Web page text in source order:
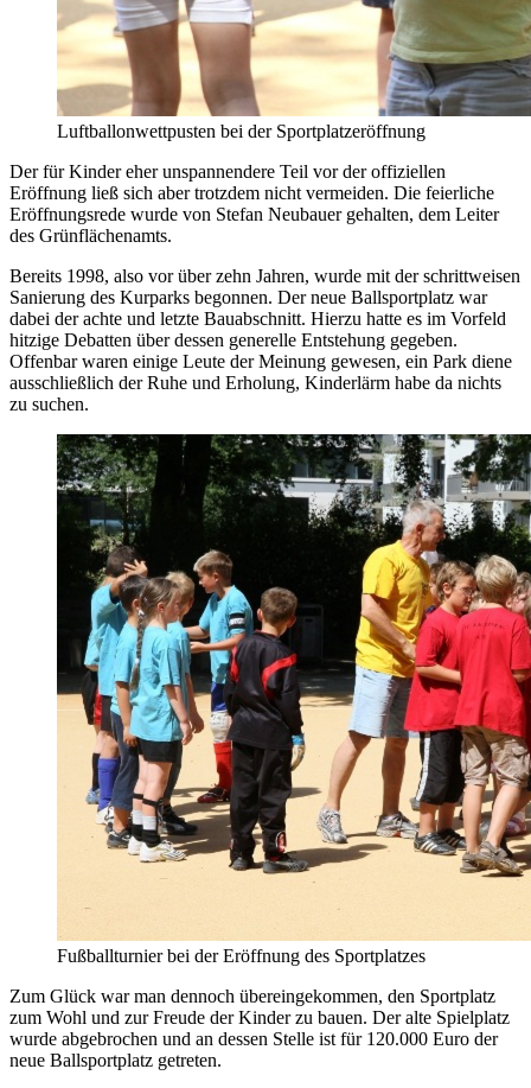
Luftballonwettpusten bei der Sportplatzeröffnung
Der für Kinder eher unspannendere Teil vor der offiziellen
Eröffnung ließ sich aber trotzdem nicht vermeiden. Die feierliche
Eröffnungsrede wurde von Stefan Neubauer gehalten, dem Leiter
des Grünflächenamts.
Bereits 1998, also vor über zehn Jahren, wurde mit der schrittweisen
Sanierung des Kurparks begonnen. Der neue Ballsportplatz war
dabei der achte und letzte Bauabschnitt. Hierzu hatte es im Vorfeld
hitzige Debatten über dessen generelle Entstehung gegeben.
Offenbar waren einige Leute der Meinung gewesen, ein Park diene
ausschließlich der Ruhe und Erholung, Kinderlärm habe da nichts
zu suchen.
Fußballturnier bei der Eröffnung des Sportplatzes
Zum Glück war man dennoch übereingekommen, den Sportplatz
zum Wohl und zur Freude der Kinder zu bauen. Der alte Spielplatz
wurde abgebrochen und an dessen Stelle ist für 120.000 Euro der
neue Ballsportplatz getreten.